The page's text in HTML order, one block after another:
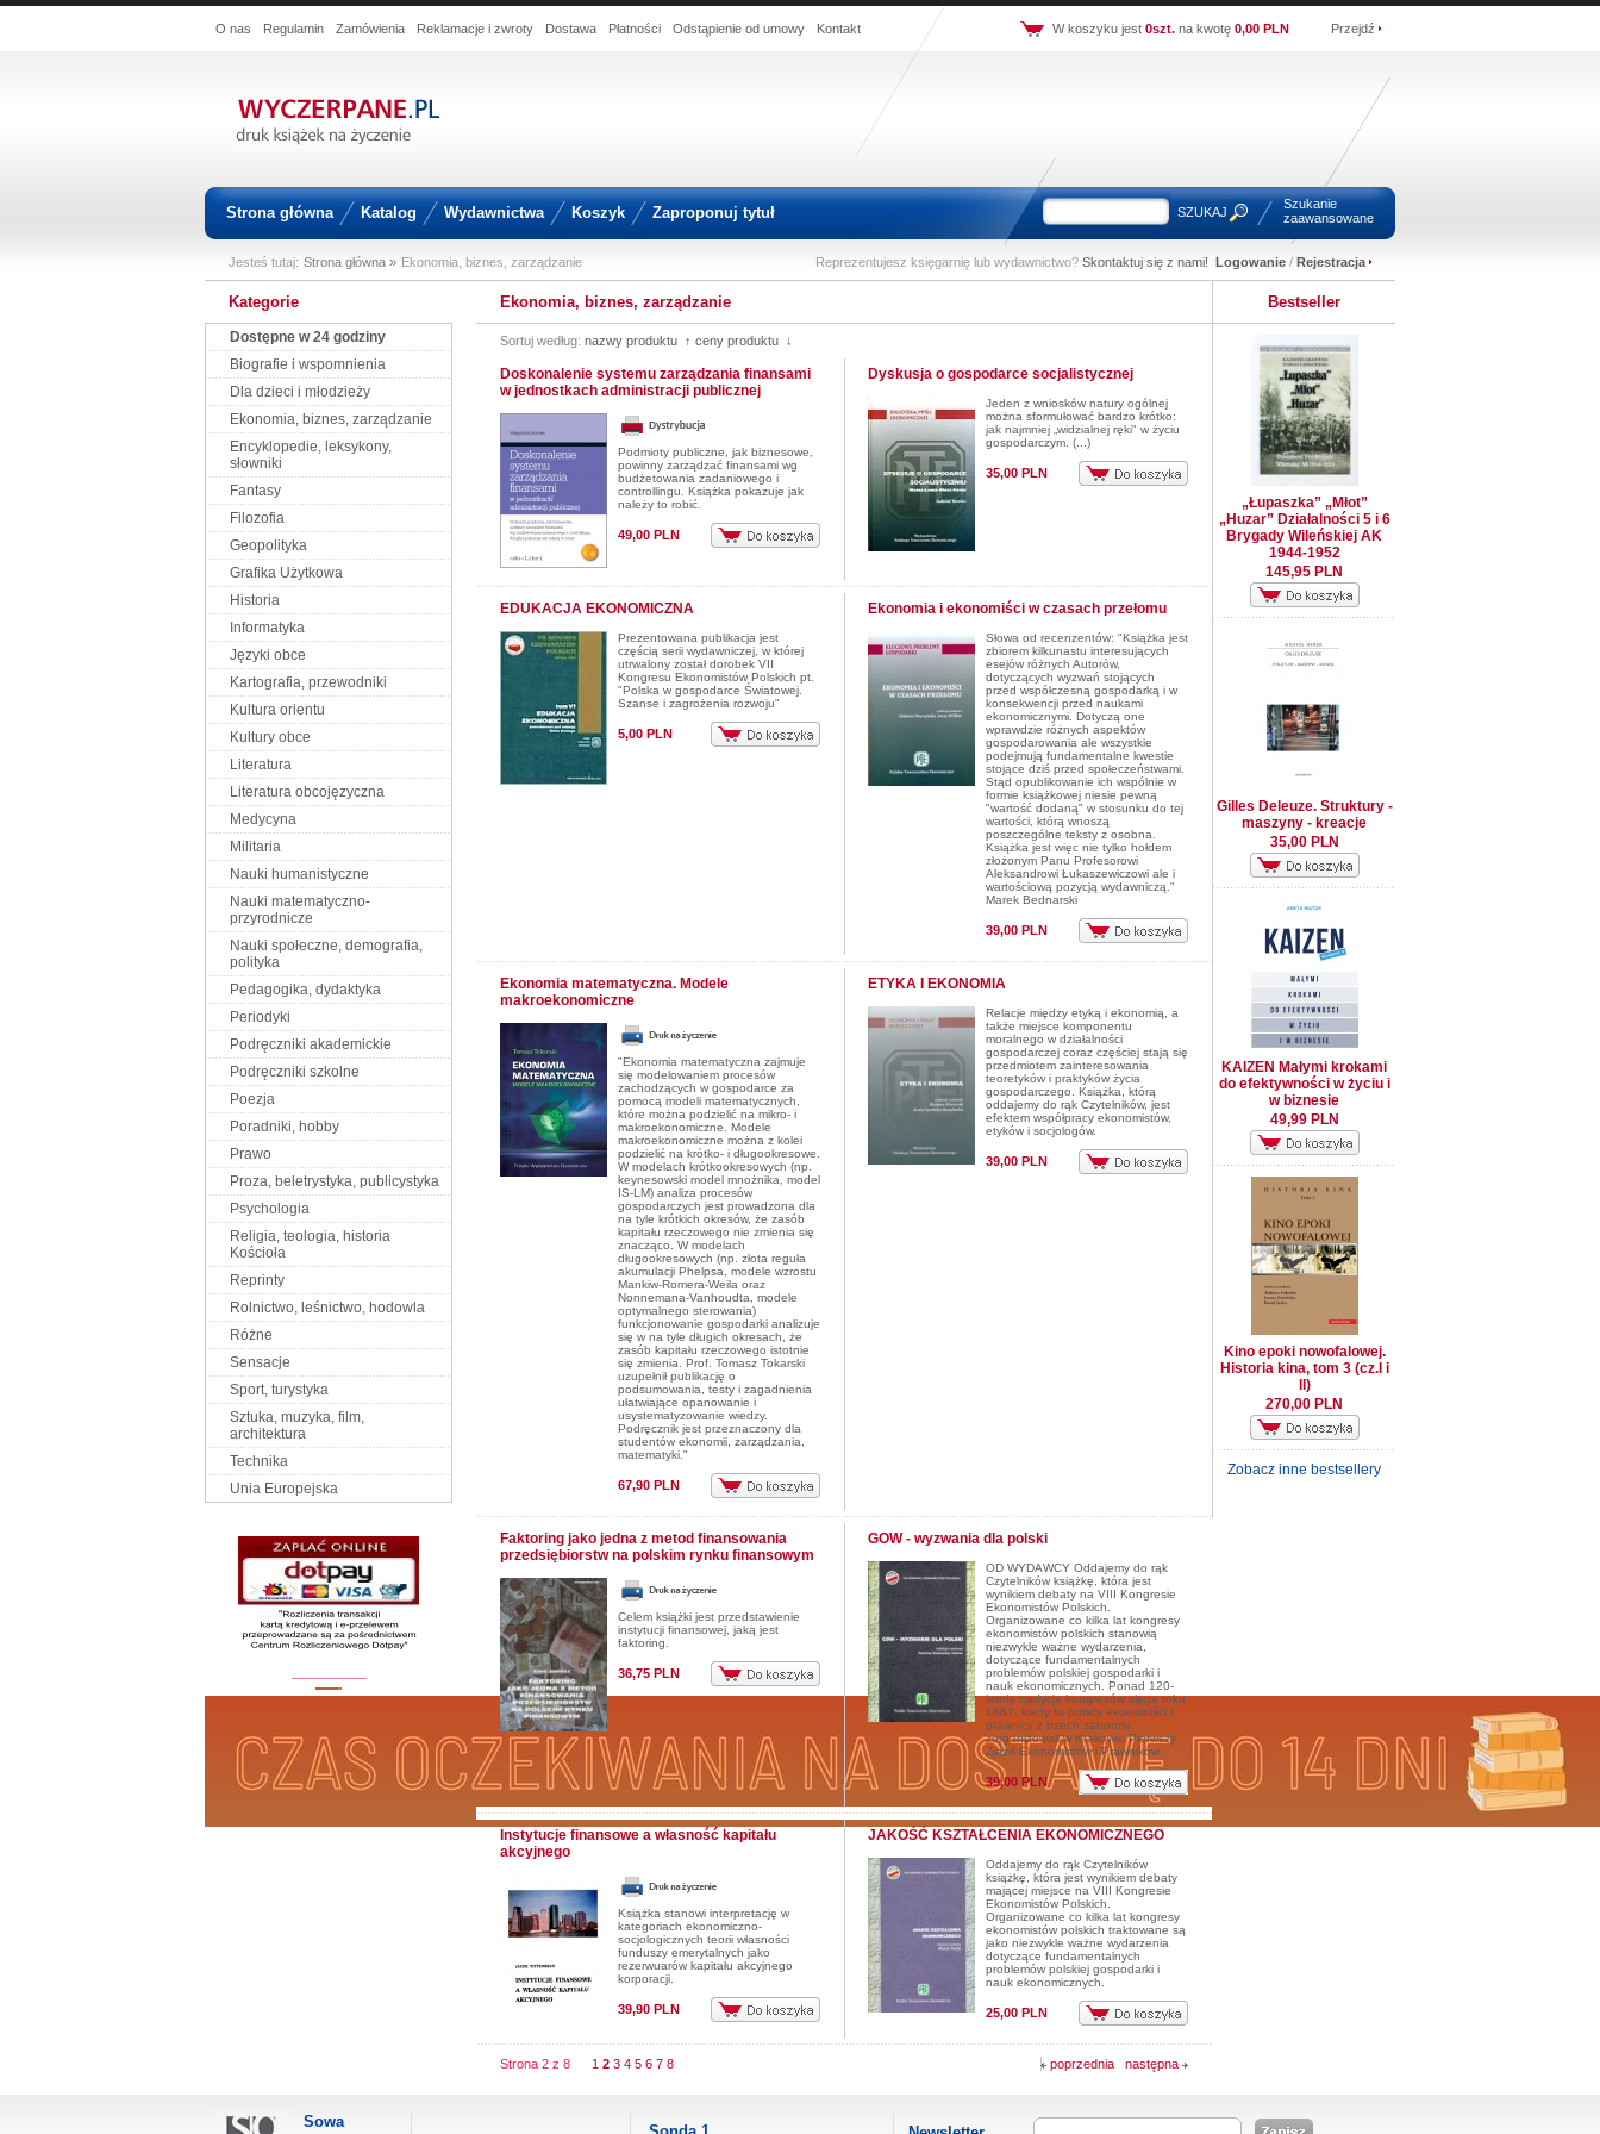
O nas Regulamin Zamówienia Reklamacje i zwroty Dostawa Płatności Odstąpienie od umowy Kontakt Przejdź
W koszyku jest 0szt. na kwotę 0,00 PLN
Strona główna Katalog Wydawnictwa Koszyk Zaproponuj tytuł
Szukanie
zaawansowane
SZUKAJ
Jesteś tutaj: Strona główna » Ekonomia, biznes, zarządzanie Reprezentujesz księgarnię lub wydawnictwo? Skontaktuj się z nami! Logowanie / Rejestracja
Kategorie
Dostępne w 24 godziny
Biografie i wspomnienia
Dla dzieci i młodzieży
Ekonomia, biznes, zarządzanie
Encyklopedie, leksykony,
słowniki
Fantasy
Filozofia
Geopolityka
Grafika Użytkowa
Historia
Informatyka
Języki obce
Kartografia, przewodniki
Kultura orientu
Kultury obce
Literatura
Literatura obcojęzyczna
Medycyna
Militaria
Nauki humanistyczne
Nauki matematyczno-
przyrodnicze
Nauki społeczne, demografia,
polityka
Pedagogika, dydaktyka
Periodyki
Podręczniki akademickie
Podręczniki szkolne
Poezja
Poradniki, hobby
Prawo
Proza, beletrystyka, publicystyka
Psychologia
Religia, teologia, historia
Kościoła
Reprinty
Rolnictwo, leśnictwo, hodowla
Różne
Sensacje
Sport, turystyka
Sztuka, muzyka, film,
architektura
Technika
Unia Europejska
Ekonomia, biznes, zarządzanie
Sortuj według: nazwy produktu ↑ ceny produktu ↓
Doskonalenie systemu zarządzania finansami
w jednostkach administracji publicznej
Podmioty publiczne, jak biznesowe,
powinny zarządzać finansami wg
budżetowania zadaniowego i
controllingu. Książka pokazuje jak
należy to robić.
49,00 PLN
Dyskusja o gospodarce socjalistycznej
Jeden z wniosków natury ogólnej
można sformułować bardzo krótko:
jak najmniej „widzialnej ręki" w życiu
gospodarczym. (...)
35,00 PLN
EDUKACJA EKONOMICZNA
Prezentowana publikacja jest
częścią serii wydawniczej, w której
utrwalony został dorobek VII
Kongresu Ekonomistów Polskich pt.
"Polska w gospodarce Światowej.
Szanse i zagrożenia rozwoju"
5,00 PLN
Ekonomia i ekonomiści w czasach przełomu
Słowa od recenzentów: "Książka jest
zbiorem kilkunastu interesujących
esejów różnych Autorów,
dotyczących wyzwań stojących
przed współczesną gospodarką i w
konsekwencji przed naukami
ekonomicznymi. Dotyczą one
wprawdzie różnych aspektów
gospodarowania ale wszystkie
podejmują fundamentalne kwestie
stojące dziś przed społeczeństwami.
Stąd opublikowanie ich wspólnie w
formie książkowej niesie pewną
"wartość dodaną" w stosunku do tej
wartości, którą wnoszą
poszczególne teksty z osobna.
Książka jest więc nie tylko hołdem
złożonym Panu Profesorowi
Aleksandrowi Łukaszewiczowi ale i
wartościową pozycją wydawniczą."
Marek Bednarski
39,00 PLN
Ekonomia matematyczna. Modele
makroekonomiczne
"Ekonomia matematyczna zajmuje
się modelowaniem procesów
zachodzących w gospodarce za
pomocą modeli matematycznych,
które można podzielić na mikro- i
makroekonomiczne. Modele
makroekonomiczne można z kolei
podzielić na krótko- i długookresowe.
W modelach krótkookresowych (np.
keynesowski model mnożnika, model
IS-LM) analiza procesów
gospodarczych jest prowadzona dla
na tyle krótkich okresów, że zasób
kapitału rzeczowego nie zmienia się
znacząco. W modelach
długookresowych (np. złota reguła
akumulacji Phelpsa, modele wzrostu
Mankiw-Romera-Weila oraz
Nonnemana-Vanhoudta, modele
optymalnego sterowania)
funkcjonowanie gospodarki analizuje
się w na tyle długich okresach, że
zasób kapitału rzeczowego istotnie
się zmienia. Prof. Tomasz Tokarski
uzupełnił publikację o
podsumowania, testy i zagadnienia
ułatwiające opanowanie i
usystematyzowanie wiedzy.
Podręcznik jest przeznaczony dla
studentów ekonomii, zarządzania,
matematyki."
67,90 PLN
ETYKA I EKONOMIA
Relacje między etyką i ekonomią, a
także miejsce komponentu
moralnego w działalności
gospodarczej coraz częściej stają się
przedmiotem zainteresowania
teoretyków i praktyków życia
gospodarczego. Książka, którą
oddajemy do rąk Czytelników, jest
efektem współpracy ekonomistów,
etyków i socjologów.
39,00 PLN
Faktoring jako jedna z metod finansowania
przedsiębiorstw na polskim rynku finansowym
Celem książki jest przedstawienie
instytucji finansowej, jaką jest
faktoring.
36,75 PLN
GOW - wyzwania dla polski
OD WYDAWCY Oddajemy do rąk
Czytelników książkę, która jest
wynikiem debaty na VIII Kongresie
Ekonomistów Polskich.
Organizowane co kilka lat kongresy
ekonomistów polskich stanowią
niezwykle ważne wydarzenia,
dotyczące fundamentalnych
problemów polskiej gospodarki i
nauk ekonomicznych. Ponad 120-
letnia tradycja kongresów sięga roku
1887, kiedy to polscy ekonomiści i
prawnicy z trzech zaborów
zorganizowali w Krakowie Pierwszy
Zjazd Ekonomistów i Prawników.
39,00 PLN
Instytucje finansowe a własność kapitału
akcyjnego
Książka stanowi interpretację w
kategoriach ekonomiczno-
socjologicznych teorii własności
funduszy emerytalnych jako
rezerwuarów kapitału akcyjnego
korporacji.
39,90 PLN
JAKOŚĆ KSZTAŁCENIA EKONOMICZNEGO
Oddajemy do rąk Czytelników
książkę, która jest wynikiem debaty
mającej miejsce na VIII Kongresie
Ekonomistów Polskich.
Organizowane co kilka lat kongresy
ekonomistów polskich traktowane są
jako niezwykle ważne wydarzenia
dotyczące fundamentalnych
problemów polskiej gospodarki i
nauk ekonomicznych.
25,00 PLN
Strona 2 z 8 1 2 3 4 5 6 7 8 poprzednia następna
Bestseller
„Łupaszka” „Młot”
„Huzar” Działalności 5 i 6
Brygady Wileńskiej AK
1944-1952
145,95 PLN
Gilles Deleuze. Struktury -
maszyny - kreacje
35,00 PLN
KAIZEN Małymi krokami
do efektywności w życiu i
w biznesie
49,99 PLN
Kino epoki nowofalowej.
Historia kina, tom 3 (cz.I i
II)
270,00 PLN
Zobacz inne bestsellery
Sowa